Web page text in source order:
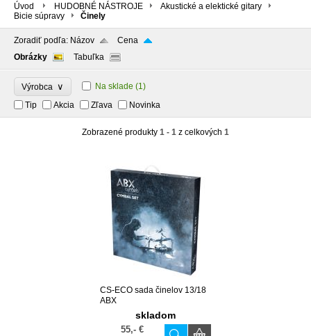
Úvod HUDOBNÉ NÁSTROJE
Akustické a elektické gitary
Bicie súpravy
Činely
Zoradiť podľa: Názov
Cena
Obrázky
Tabuľka
Výrobca ∨ Na sklade (1)
Tip
Akcia Zľava Novinka
Zobrazené produkty 1 - 1 z celkových 1
CS-ECO sada činelov 13/18
ABX
skladom
55,- €